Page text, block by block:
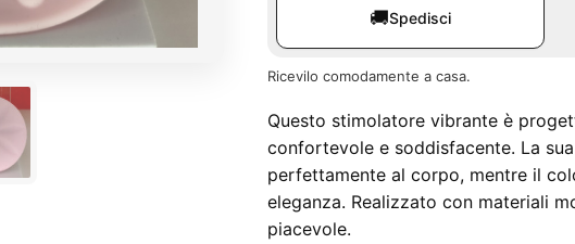
🚚Spedisci
Ricevilo comodamente a casa.
Questo stimolatore vibrante è
confortevole e soddisfacente. La
perfettamente al corpo, mentre il
eleganza. Realizzato con materiali
piacevole.